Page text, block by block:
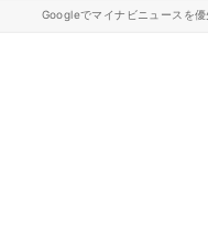
Googleでマイナビニュースを